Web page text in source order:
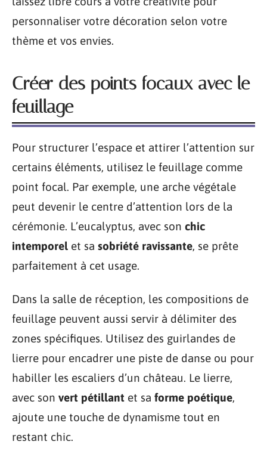
personnaliser votre décoration selon votre
thème et vos envies.
Créer des points focaux avec le
feuillage
Pour structurer l’espace et attirer l’attention sur
certains éléments, utilisez le feuillage comme
point focal. Par exemple, une arche végétale
peut devenir le centre d’attention lors de la
cérémonie. L’eucalyptus, avec son chic
intemporel et sa sobriété ravissante, se prête
parfaitement à cet usage.
Dans la salle de réception, les compositions de
feuillage peuvent aussi servir à délimiter des
zones spécifiques. Utilisez des guirlandes de
lierre pour encadrer une piste de danse ou pour
habiller les escaliers d’un château. Le lierre,
avec son vert pétillant et sa forme poétique,
ajoute une touche de dynamisme tout en
restant chic.